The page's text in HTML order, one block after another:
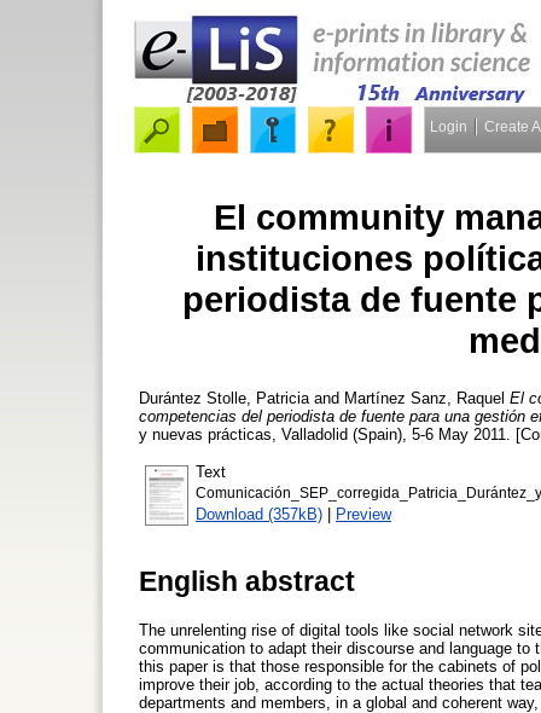
Login Create
El community
instituciones
periodista de fuente
Durántez Stolle, Patricia and Martínez Sanz, Raquel El
competencias del periodista de fuente para una gestión
y nuevas prácticas, Valladolid (Spain), 5-6 May 2011.
Text
Download (357kB) | Preview
English abstract
The unrelenting rise of digital tools like social network
communication to adapt their discourse and language
this paper is that those responsible for the cabinets of
improve their job, according to the actual theories that
departments and members, in a global and coherent